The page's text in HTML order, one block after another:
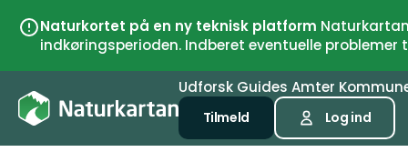
Naturkortet på en ny teknisk platform
indkøringsperioden. Indberet eventuelle
Udforsk Guides Amter
Tilmeld Log ind